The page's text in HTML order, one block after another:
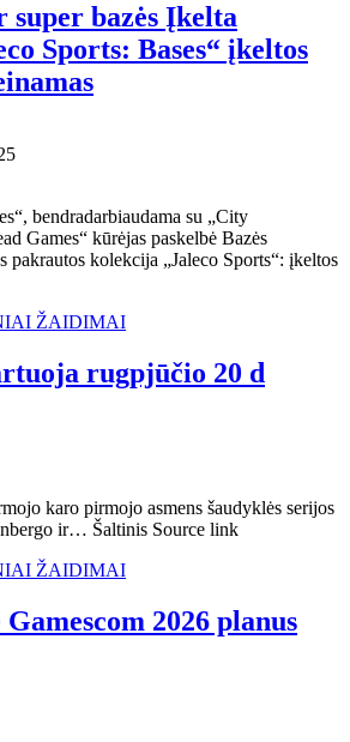
super bazės Įkelta
Sports: Bases“ įkeltos
bendradarbiaudama su „City
Games“ kūrėjas paskelbė Bazės
pakrautos kolekcija „Jaleco Sports“: įkeltos
ŽAIDIMAI
rugpjūčio 20 d
karo pirmojo asmens šaudyklės serijos
ir… Šaltinis Source link
ŽAIDIMAI
2026 planus